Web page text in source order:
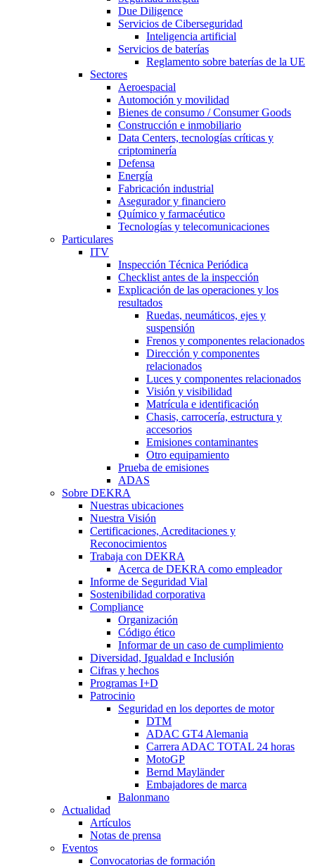
Due Diligence
Servicios de Ciberseguridad
Inteligencia artificial
Servicios de baterías
Reglamento sobre baterías de la UE
Sectores
Aeroespacial
Automoción y movilidad
Bienes de consumo / Consumer Goods
Construcción e inmobiliario
Data Centers, tecnologías críticas y
criptominería
Defensa
Energía
Fabricación industrial
Asegurador y financiero
Químico y farmacéutico
Tecnologías y telecomunicaciones
Particulares
ITV
Inspección Técnica Periódica
Checklist antes de la inspección
Explicación de las operaciones y los
resultados
Ruedas, neumáticos, ejes y
suspensión
Frenos y componentes relacionados
Dirección y componentes
relacionados
Luces y componentes relacionados
Visión y visibilidad
Matrícula e identificación
Chasis, carrocería, estructura y
accesorios
Emisiones contaminantes
Otro equipamiento
Prueba de emisiones
ADAS
Sobre DEKRA
Nuestras ubicaciones
Nuestra Visión
Certificaciones, Acreditaciones y
Reconocimientos
Trabaja con DEKRA
Acerca de DEKRA como empleador
Informe de Seguridad Vial
Sostenibilidad corporativa
Compliance
Organización
Código ético
Informar de un caso de cumplimiento
Diversidad, Igualdad e Inclusión
Cifras y hechos
Programas I+D
Patrocinio
Seguridad en los deportes de motor
DTM
ADAC GT4 Alemania
Carrera ADAC TOTAL 24 horas
MotoGP
Bernd Mayländer
Embajadores de marca
Balonmano
Actualidad
Artículos
Notas de prensa
Eventos
Convocatorias de formación